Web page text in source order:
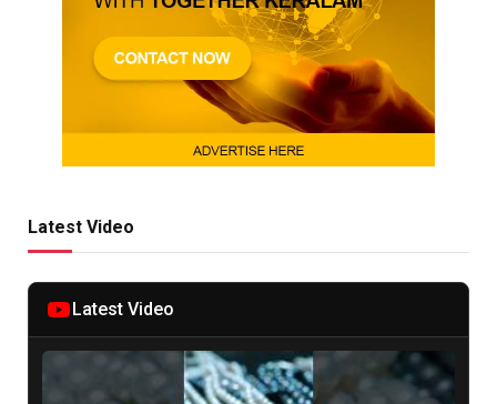
Latest Video
Latest Video